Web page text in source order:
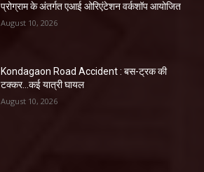
प्रोग्राम के अंतर्गत एआई ओरिएंटेशन वर्कशॉप आयोजित
August 10, 2026
Kondagaon Road Accident : बस-ट्रक की
टक्कर…कई यात्री घायल
August 10, 2026